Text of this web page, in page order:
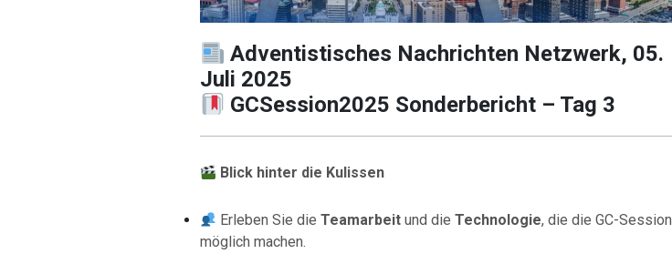
Adventistisches Nachrichten Netzwerk, 05.
Juli 2025
GCSession2025 Sonderbericht – Tag 3
Blick hinter die Kulissen
Erleben Sie dieTeamarbeit und dieTechnologie, die die GC-Session
möglich machen.